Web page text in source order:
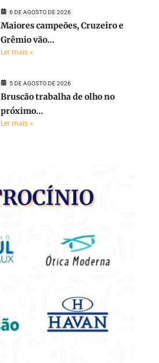
6 DE AGOSTO DE 2026
Maiores campeões, Cruzeiro e
Grêmio vão...
Ler mais »
5 DE AGOSTO DE 2026
Bruscão trabalha de olho no
próximo...
Ler mais »